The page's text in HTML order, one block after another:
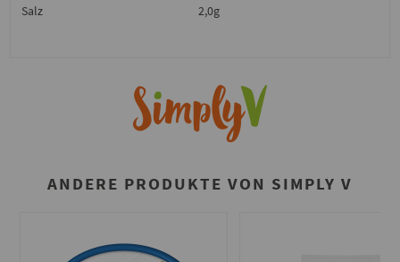
Salz
2,0g
ANDERE PRODUKTE VON SIMPLY V